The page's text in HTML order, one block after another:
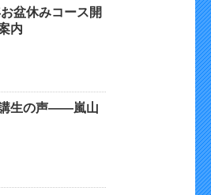
盆休みコース開
内
生の声——嵐山